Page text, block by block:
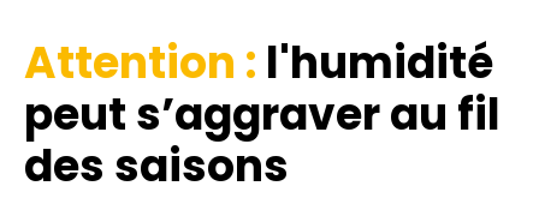
Attention : l'humidité
peut s’aggraver au fil
des saisons